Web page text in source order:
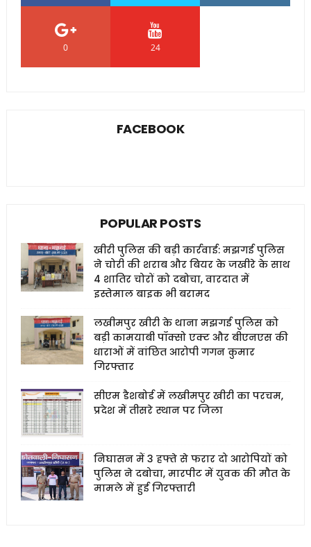
0 24
FACEBOOK
POPULAR POSTS
खीरी पुलिस की बड़ी कार्रवाई: मझगई पुलिस
ने चोरी की शराब और बियर के जखीरे के साथ
4 शातिर चोरों को दबोचा, वारदात में
इस्तेमाल बाइक भी बरामद
लखीमपुर खीरी के थाना मझगई पुलिस को
बड़ी कामयाबी पॉक्सो एक्ट और बीएनएस की
धाराओं में वांछित आरोपी गगन कुमार
गिरफ्तार
सीएम डैशबोर्ड में लखीमपुर खीरी का परचम,
प्रदेश में तीसरे स्थान पर जिला
निघासन में 3 हफ्ते से फरार दो आरोपियों को
पुलिस ने दबोचा, मारपीट में युवक की मौत के
मामले में हुई गिरफ्तारी